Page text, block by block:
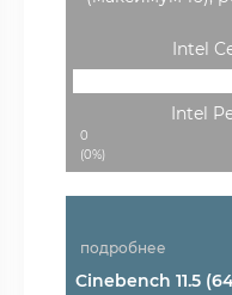
Intel
Intel
0
(0%)
подробнее
Cinebench 11.5